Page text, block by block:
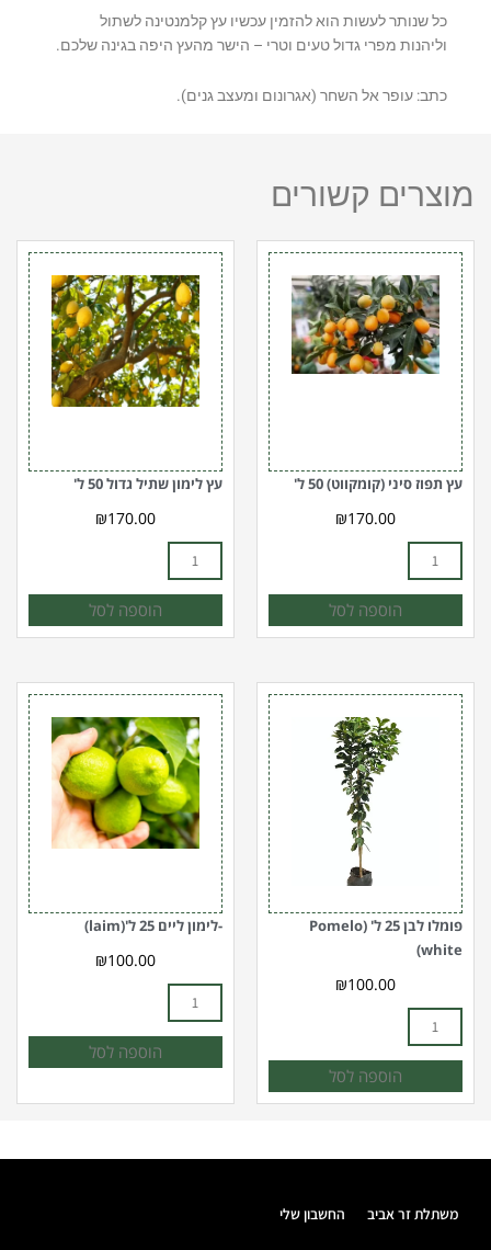
כל שנותר לעשות הוא להזמין עכשיו עץ קלמנטינה לשתול
וליהנות מפרי גדול טעים וטרי – הישר מהעץ היפה בגינה שלכם.
כתב: עופר אל השחר (אגרונום ומעצב גנים).
מוצרים קשורים
עץ תפוז סיני (קומקווט) 50 ל'
₪170.00
כמות
של
עץ
תפוז
סיני
(קומקווט)
50
ל'
הוספה לסל
עץ לימון שתיל גדול 50 ל'
₪170.00
כמות
של
עץ
לימון
שתיל
גדול
50
ל'
הוספה לסל
פומלו לבן 25 ל' (Pomelo
white)
₪100.00
כמות
של
פומלו
לבן
25
ל'
white)
הוספה לסל
-לימון ליים 25 ל'(laim)
₪100.00
כמות
של
-
לימון
ליים
25
ל'(laim)
הוספה לסל
משתלת זר אביב החשבון שלי